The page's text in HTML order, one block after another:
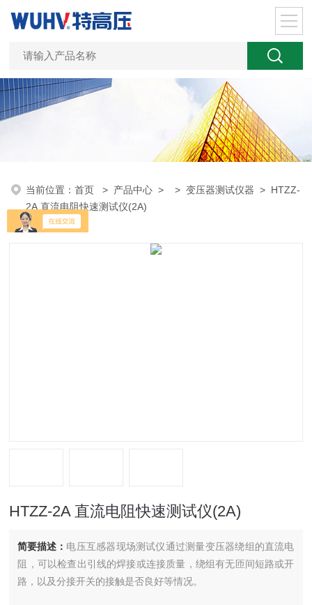
当前位置：首页 > 产品中心 > >变压器测试仪器 > HTZZ-
2A 直流电阻快速测试仪(2A)
HTZZ-2A 直流电阻快速测试仪(2A)
简要描述： 电压互感器现场测试仪通过测量变压器绕组的直流电
阻，可以检查出引线的焊接或连接质量，绕组有无匝间短路或开
路，以及分接开关的接触是否良好等情况。